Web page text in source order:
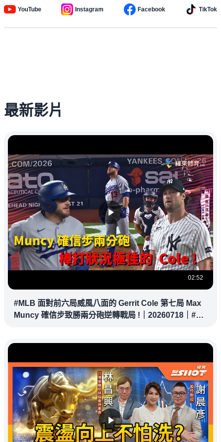
YouTube Instagram Facebook TikTok
最新影片
02:52
#MLB 面對前六局威風八面的 Gerrit Cole 第七局 Max
Muncy 確信步致勝兩分砲逆轉戰局 !｜20260718｜#洛